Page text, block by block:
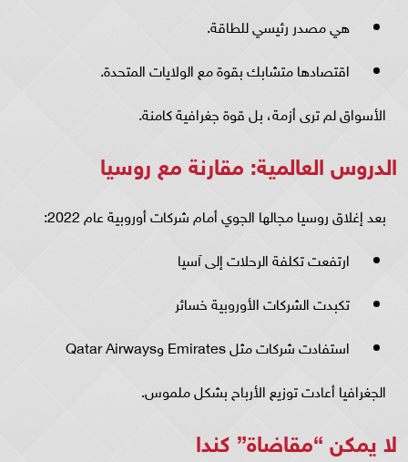
هي مصدر رئيسي للطاقة.
اقتصادها متشابك بقوة مع الولايات المتحدة.
الأسواق لم ترى أزمة، بل قوة جغرافية كامنة.
الدروس العالمية: مقارنة مع روسيا
بعد إغلاق روسيا مجالها الجوي أمام شركات أوروبية عام 2022:
ارتفعت تكلفة الرحلات إلى آسيا
تكبدت الشركات الأوروبية خسائر
استفادت شركات مثل Emirates وQatar Airways
الجغرافيا أعادت توزيع الأرباح بشكل ملموس.
لا يمكن “مقاضاة” كندا